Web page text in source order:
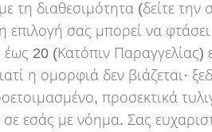
τη διαθεσιμότητα (δείτε την
επιλογή σας μπορεί να
20 (Κατόπιν Παραγγελίας)
η ομορφιά δεν βιάζεται·
προσεκτικά
σε εσάς με νόημα. Σας